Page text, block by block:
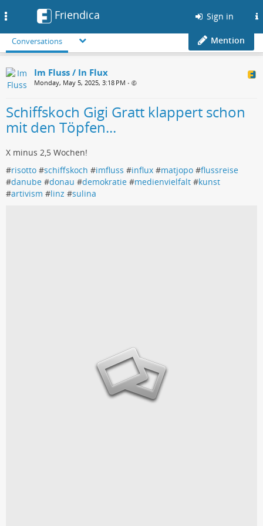
Friendica Sign in
Conversations Mention
Im Fluss / In Flux
Monday, May 5, 2025, 3:18 PM •
Schiffskoch Gigi Gratt klappert schon
mit den Töpfen...
X minus 2,5 Wochen!
#risotto #schiffskoch #imfluss #influx #matjopo #flussreise
#danube #donau #demokratie #medienvielfalt #kunst
#artivism #linz #sulina